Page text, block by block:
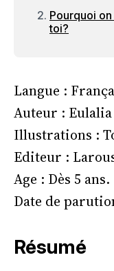
Pourquoi
toi?
Langue :
Auteur : Eulalia
Illustrations :
Editeur :
Age : Dès 5 ans.
Date de
Résumé